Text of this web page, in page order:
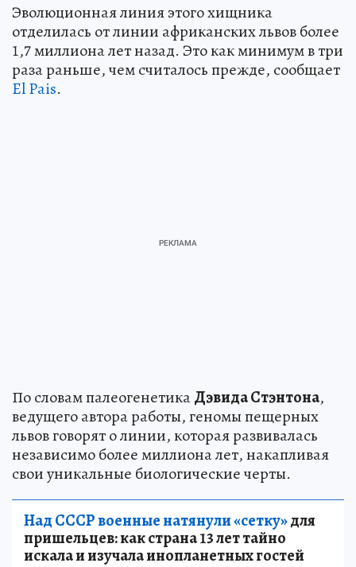
Эволюционная линия этого хищника
отделилась от линии африканских львов более
1,7 миллиона лет назад. Это как минимум в три
раза раньше, чем считалось прежде, сообщает
El Pais.
По словам палеогенетикаДэвида Стэнтона,
ведущего автора работы, геномы пещерных
львов говорят о линии, которая развивалась
независимо более миллиона лет, накапливая
свои уникальные биологические черты.
Над СССР военные натянули «сетку»для
пришельцев: как страна 13 лет тайно
искала и изучала инопланетных гостей